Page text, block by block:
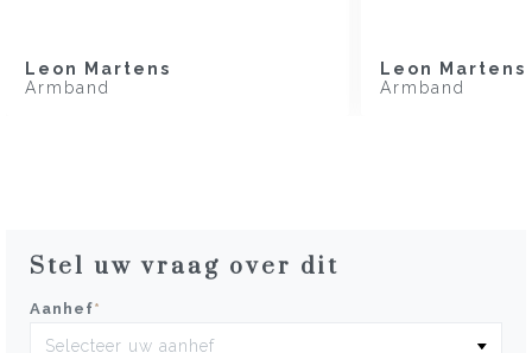
Leon Martens
Armband
Leon Martens
Armband
Stel uw vraag over dit
Aanhef*